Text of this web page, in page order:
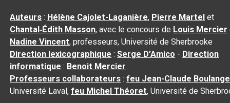
Auteurs : Hélène Cajolet-Laganière, Pierre Martel et
Chantal‑Édith Masson, avec le concours de Louis Mercier
Nadine Vincent, professeurs, Université de Sherbrooke
Direction lexicographique :Serge D’Amico - Direction
informatique : Benoit Mercier
Professeurs collaborateurs :feu Jean-Claude
Université Laval,feu Michel Théoret, Université de